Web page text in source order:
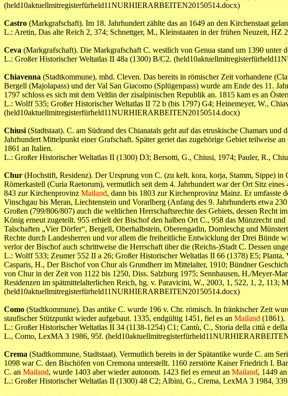
(held10aktuellmitregisterfürheld11NURHIERARBEITEN20150514.docx)
Castro (Markgrafschaft). Im 18. Jahrhundert zählte das an 1649 an den Kirchenstaat
L.: Aretin, Das alte Reich 2, 374; Schnettger, M., Kleinstaaten in der frühen Neuzeit,
Ceva (Markgrafschaft). Die Markgrafschaft C. westlich von Genua stand um 1390 unter
L.: Großer Historischer Weltatlas II 48a (1300) B/C2.
Chiavenna (Stadtkommune), mhd. Cleven. Das bereits in römischer Zeit vorhandene
Bergell (Majolapass) und der Val San Giacomo (Splügenpass) wurde am Ende des 11.
1797 schloss es sich mit dem Veltlin der zisalpinischen Republik an. 1815 kam es an
L.: Wolff 535; Großer Historischer Weltatlas II 72 b (bis 1797) G4; Heinemeyer, W.,
(held10aktuellmitregisterfürheld11NURHIERARBEITEN20150514.docx)
Chiusi (Stadtstaat). C. am Südrand des Chianatals geht auf das etruskische Chamars
Jahrhundert Mittelpunkt einer Grafschaft. Später geriet das zugehörige Gebiet teilweise
1861 an Italien.
L.: Großer Historischer Weltatlas II (1300) D3; Bersotti, G., Chiusi, 1974; Pauler, R.,
Chur (Hochstift, Residenz). Der Ursprung von C. (zu kelt. kora, korja, Stamm, Sippe)
Römerkastell (Curia Raetorum), vermutlich seit dem 4. Jahrhundert war der Ort Sitz
843 zur Kirchenprovinz Mailand, dann bis 1803 zur Kirchenprovinz Mainz. Er umfasste
Vinschgau bis Meran, Liechtenstein und Vorarlberg (Anfang des 9. Jahrhunderts etwa
Großen (799/806/807) auch die weltlichen Herrschaftsrechte des Gebiets, dessen Recht
König erneut zugeteilt. 955 erhielt der Bischof den halben Ort C., 958 das Münzrecht
Talschaften „Vier Dörfer“, Bergell, Oberhalbstein, Oberengadin, Domleschg und
Rechte durch Landesherren und vor allem die freiheitliche Entwicklung der Drei Bünde
verlor der Bischof auch schrittweise die Herrschaft über die (Reichs-)Stadt C. Dessen
L.: Wolff 533; Zeumer 552 II a 26; Großer Historischer Weltatlas II 66 (1378) E5;
Casparis, H., Der Bischof von Chur als Grundherr im Mittelalter, 1910; Bündner
von Chur in der Zeit von 1122 bis 1250, Diss. Salzburg 1975; Sennhausen, H./Meyer-
Residenzen im spätmittelalterlichen Reich, hg. v. Paravicini, W., 2003, 1, 522, 1, 2, 113;
(held10aktuellmitregisterfürheld11NURHIERARBEITEN20150514.docx)
Como (Stadtkommune). Das antike C. wurde 196 v. Chr. römisch. In fränkischer Zeit
staufischer Stützpunkt wieder aufgebaut. 1335, endgültig 1451, fiel es an Mailand (1861).
L.: Großer Historischer Weltatlas II 34 (1138-1254) C1; Cantù, C., Storia della città e
L., Como, LexMA 3 1986, 95f.
Crema (Stadtkommune, Stadtstaat). Vermutlich bereits in der Spätantike wurde C. am
1098 war C. den Bischöfen von Cremona unterstellt. 1160 zerstörte Kaiser Friedrich I.
C. an Mailand, wurde 1403 aber wieder autonom. 1423 fiel es erneut an Mailand, 1449
L.: Großer Historischer Weltatlas II (1300) 48 C2; Albini, G., Crema, LexMA 3 1984,